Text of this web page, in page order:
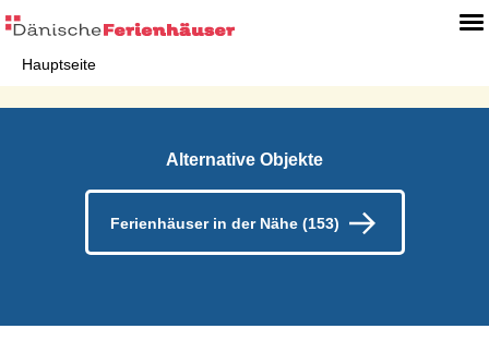
Hauptseite
Alternative Objekte
Ferienhäuser in der Nähe (153)